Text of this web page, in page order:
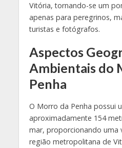
Vitória, tornando-se um
apenas para peregrinos,
turistas e fotógrafos.
Aspectos
Ambientais do
Penha
O Morro da Penha possui
aproximadamente 154
mar, proporcionando uma
região metropolitana de